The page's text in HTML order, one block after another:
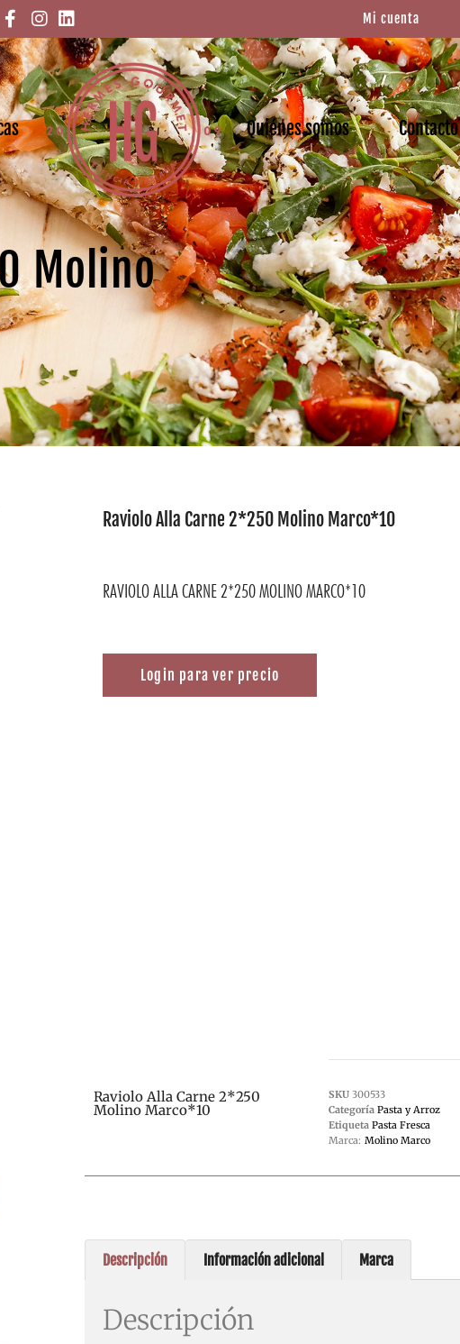
Mi cuenta
Quiénes somos Contacto
Molino
Raviolo Alla Carne 2*250 Molino Marco*10
RAVIOLO ALLA CARNE 2*250 MOLINO MARCO*10
Login para ver precio
Raviolo Alla Carne 2*250
Molino Marco*10
SKU 300533
Categoría Pasta y Arroz
Etiqueta Pasta Fresca
Marca: Molino Marco
Descripción Información adicional Marca
Descripción